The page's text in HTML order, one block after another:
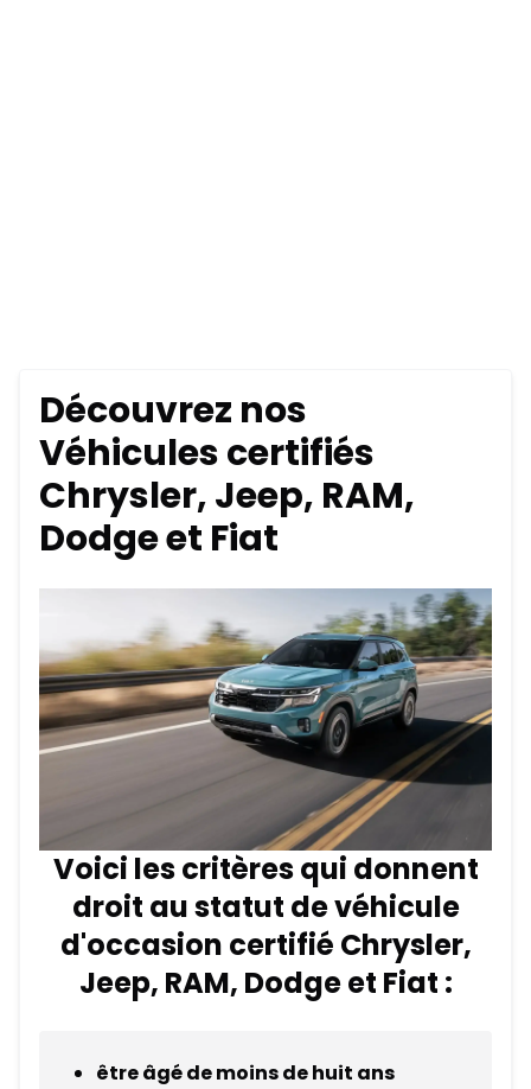
Découvrez nos
Véhicules certifiés
Chrysler, Jeep, RAM,
Dodge et Fiat
Voici les critères qui donnent
droit au statut de véhicule
d'occasion certifié Chrysler,
Jeep, RAM, Dodge et Fiat :
être âgé de moins de huit ans